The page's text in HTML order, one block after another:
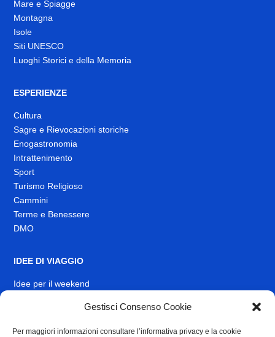
Gestisci Consenso Cookie
Per maggiori informazioni consultare l’informativa privacy e la cookie
Mare e Spiagge
Montagna
Isole
Siti UNESCO
Luoghi Storici e della Memoria
ESPERIENZE
Cultura
Sagre e Rievocazioni storiche
Enogastronomia
Intrattenimento
Sport
Turismo Religioso
Cammini
Terme e Benessere
DMO
IDEE DI VIAGGIO
Idee per il weekend